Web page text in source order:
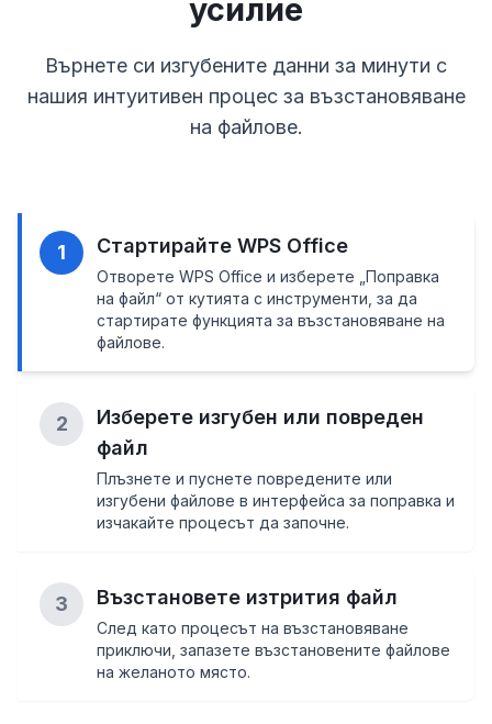
усилие
Върнете си изгубените данни за минути с
нашия интуитивен процес за възстановяване
на файлове.
1 Стартирайте WPS Office
Отворете WPS Office и изберете „Поправка
на файл“ от кутията с инструменти, за да
стартирате функцията за възстановяване на
файлове.
2
Изберете изгубен или повреден
файл
Плъзнете и пуснете повредените или
изгубени файлове в интерфейса за поправка и
изчакайте процесът да започне.
3 Възстановете изтрития файл
След като процесът на възстановяване
приключи, запазете възстановените файлове
на желаното място.